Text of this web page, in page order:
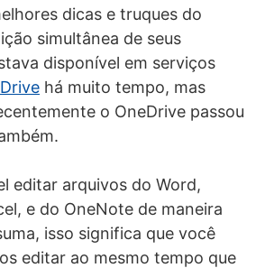
dicas e truques do
simultânea de seus
disponível em serviços
há muito tempo, mas
o OneDrive passou
editar arquivos do Word,
e do OneNote de maneira
isso significa que você
editar ao mesmo tempo que